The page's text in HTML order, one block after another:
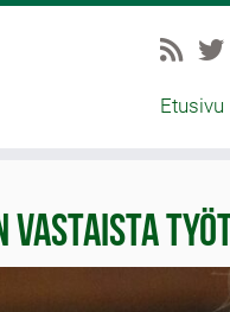
Etusivu
vastaista